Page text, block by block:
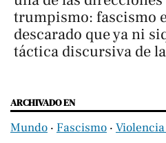
trumpismo: fascismo
descarado que ya ni
táctica discursiva de
ARCHIVADO EN
Mundo ‧ Fascismo ‧